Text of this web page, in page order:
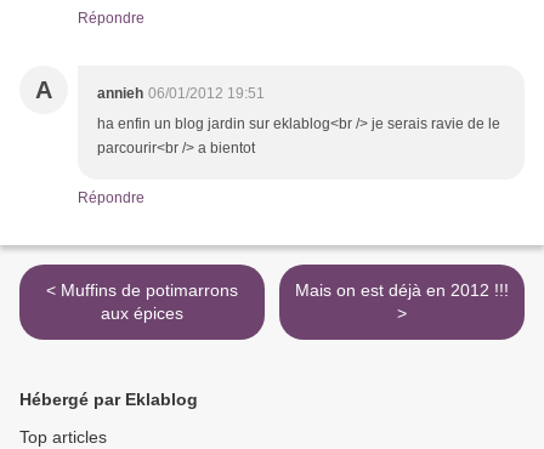
Répondre
A annieh 06/01/2012 19:51
ha enfin un blog jardin sur eklablog<br /> je serais ravie de le
parcourir<br /> a bientot
Répondre
< Muffins de potimarrons
aux épices
Mais on est déjà en 2012 !!!
>
Hébergé par Eklablog
Top articles